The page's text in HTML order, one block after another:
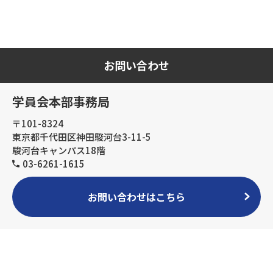
お問い合わせ
学員会本部事務局
〒101-8324
東京都千代田区神田駿河台3-11-5
駿河台キャンパス18階
03-6261-1615
お問い合わせはこちら